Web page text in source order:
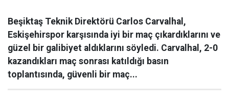
Beşiktaş Teknik Direktörü Carlos Carvalhal,
Eskişehirspor karşısında iyi bir maç çıkardıklarını ve
güzel bir galibiyet aldıklarını söyledi. Carvalhal, 2-0
kazandıkları maç sonrası katıldığı basın
toplantısında, güvenli bir maç...